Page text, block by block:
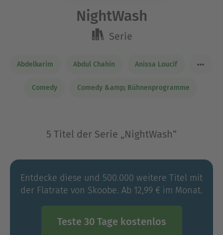
NightWash
Serie
Abdelkarim Abdul Chahin Anissa Loucif
Comedy Comedy &amp; Bühnenprogramme
5 Titel der Serie „NightWash“
Entdecke diese und 500.000 weitere Titel mit
der Flatrate von Skoobe. Ab 12,99 € im Monat.
Teste 30 Tage kostenlos